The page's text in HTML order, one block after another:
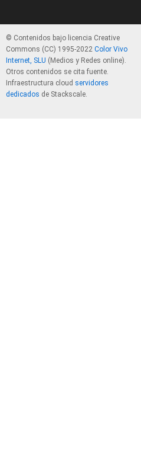
© Contenidos bajo licencia Creative
Commons (CC) 1995-2022 Color Vivo
Internet, SLU (Medios y Redes online).
Otros contenidos se cita fuente.
Infraestructura cloud servidores
dedicados de Stackscale.